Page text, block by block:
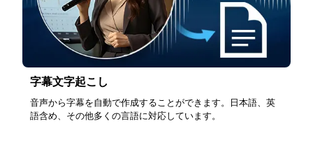
字幕文字起こし
音声から字幕を自動で作成することができます。日本語、英
語含め、その他多くの言語に対応しています。